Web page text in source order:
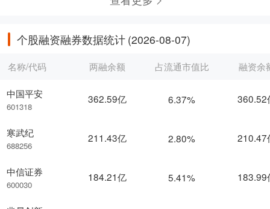
个股融资融券数据统计 (2026-08-07)
名称/代码
中国平安
601318
寒武纪
688256
中信证券
600030
两融余额 占流通市值比 融资余
362.59亿 6.37% 360.52
211.43亿 2.80% 210.47
184.21亿 5.41% 183.99